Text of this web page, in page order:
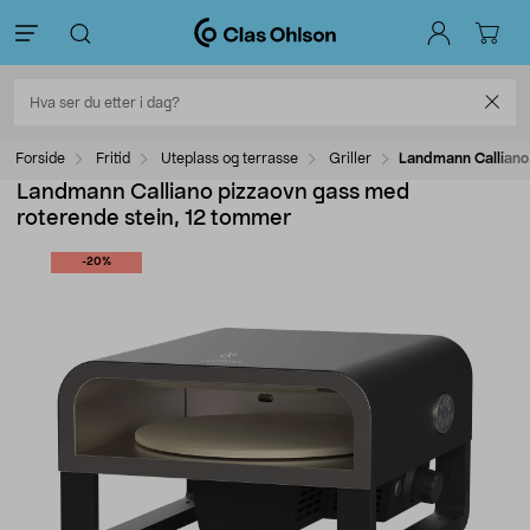
Forside Fritid Uteplass og terrasse Griller Landmann
Landmann Calliano pizzaovn gass med
roterende stein, 12 tommer
-20%